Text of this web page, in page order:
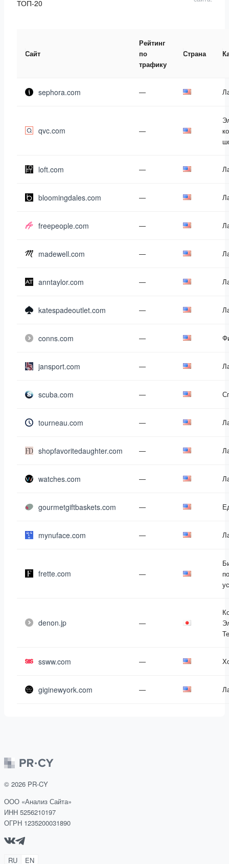
ТОП-20
Сайт
Рейтинг
по
трафику
Страна
sephora.com —
qvc.com —
loft.com —
bloomingdales.com —
freepeople.com —
madewell.com —
anntaylor.com —
katespadeoutlet.com —
conns.com —
jansport.com —
scuba.com —
tourneau.com —
shopfavoritedaughter.com —
watches.com —
gourmetgiftbaskets.com —
mynuface.com —
frette.com —
denon.jp —
ssww.com —
giginewyork.com —
© 2026 PR-CY
ООО «Анализ Сайта»
ИНН 5256210197
ОГРН 1235200031890
RU EN